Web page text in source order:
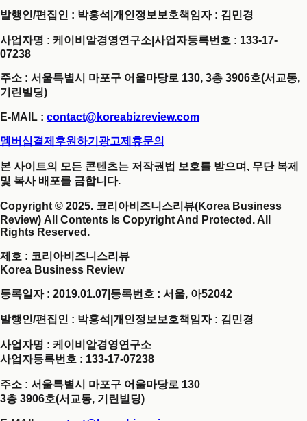
발행인/편집인 : 박홍석 개인정보보호책임자 : 김민경
사업자명 : 케이비알경영연구소 사업자등록번호 : 133-17-
07238
주소 : 서울특별시 마포구 어울마당로 130, 3층 3906호(서교동,
기린빌딩)
E-MAIL : contact@koreabizreview.com
멤버십결제 후원하기 광고제휴문의
본 사이트의 모든 콘텐츠는 저작권법 보호를 받으며, 무단 복제
및 복사 배포를 금합니다.
Copyright © 2025. 코리아비즈니스리뷰(Korea Business
Review) All Contents Is Copyright And Protected. All
Rights Reserved.
제호 : 코리아비즈니스리뷰
Korea Business Review
등록일자 : 2019.01.07 등록번호 : 서울, 아52042
발행인/편집인 : 박홍석 개인정보보호책임자 : 김민경
사업자명 : 케이비알경영연구소
사업자등록번호 : 133-17-07238
주소 : 서울특별시 마포구 어울마당로 130
3층 3906호(서교동, 기린빌딩)